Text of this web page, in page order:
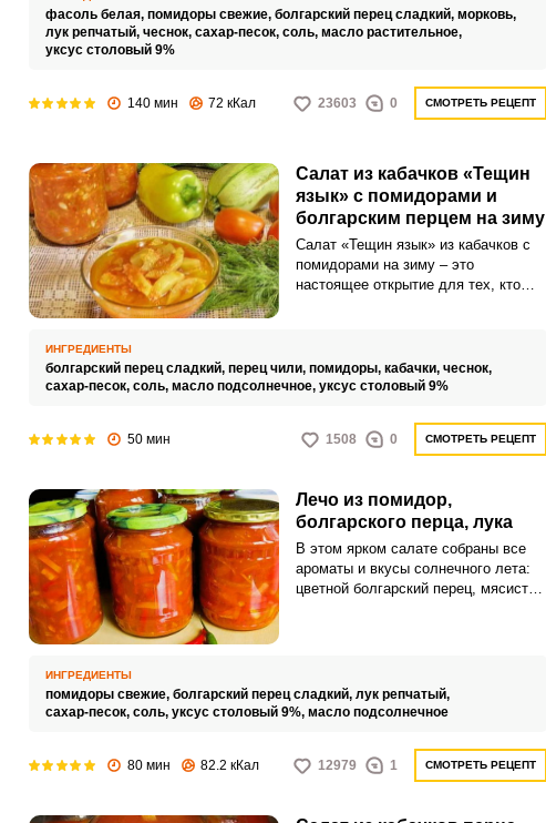
нужно заранее замочить.
фасоль белая, помидоры свежие, болгарский перец сладкий, морковь,
лук репчатый, чеснок, сахар-песок, соль, масло растительное,
уксус столовый 9%
140 мин 72 кКал 23603 0 СМОТРЕТЬ РЕЦЕПТ
Салат из кабачков «Тещин
язык» с помидорами и
болгарским перцем на зиму
Салат «Тещин язык» из кабачков с
помидорами на зиму – это
настоящее открытие для тех, кто
зеленью и чесноком, создают
неповторимый вкус этого блюда.
ИНГРЕДИЕНТЫ
болгарский перец сладкий, перец чили, помидоры, кабачки, чеснок,
сахар-песок, соль, масло подсолнечное, уксус столовый 9%
50 мин 1508 0 СМОТРЕТЬ РЕЦЕПТ
Лечо из помидор,
болгарского перца, лука
В этом ярком салате собраны все
ароматы и вкусы солнечного лета:
цветной болгарский перец, мясистые
мясным блюдам.
ИНГРЕДИЕНТЫ
помидоры свежие, болгарский перец сладкий, лук репчатый,
сахар-песок, соль, уксус столовый 9%, масло подсолнечное
80 мин 82.2 кКал 12979 1 СМОТРЕТЬ РЕЦЕПТ